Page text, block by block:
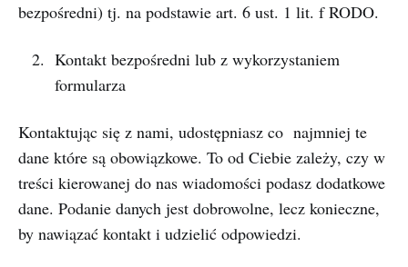
bezpośredni) tj. na podstawie art. 6 ust. 1 lit. f RODO.
Kontakt bezpośredni lub z wykorzystaniem
formularza
Kontaktując się z nami, udostępniasz co najmniej te
dane które są obowiązkowe. To od Ciebie zależy, czy w
treści kierowanej do nas wiadomości podasz dodatkowe
dane. Podanie danych jest dobrowolne, lecz konieczne,
by nawiązać kontakt i udzielić odpowiedzi.